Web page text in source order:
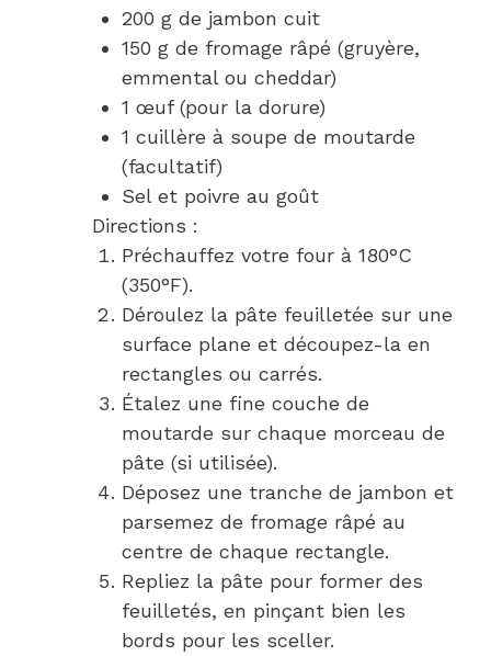
200 g de jambon cuit
150 g de fromage râpé (gruyère,
emmental ou cheddar)
1 œuf (pour la dorure)
1 cuillère à soupe de moutarde
(facultatif)
Sel et poivre au goût
Directions :
Préchauffez votre four à 180°C
(350°F).
Déroulez la pâte feuilletée sur une
surface plane et découpez-la en
rectangles ou carrés.
Étalez une fine couche de
moutarde sur chaque morceau de
pâte (si utilisée).
Déposez une tranche de jambon et
parsemez de fromage râpé au
centre de chaque rectangle.
Repliez la pâte pour former des
feuilletés, en pinçant bien les
bords pour les sceller.